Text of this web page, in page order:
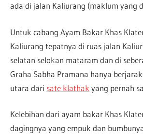
ada di jalan Kaliurang (maklum yang
Untuk cabang Ayam Bakar Khas
Kaliurang tepatnya di ruas jalan
selatan selokan mataram dan di
Graha Sabha Pramana hanya
utara dari sate klathak yang pernah
Kelebihan dari ayam bakar Khas
dagingnya yang empuk dan